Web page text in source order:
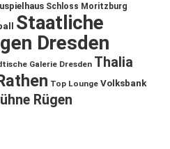
Schloss Moritzburg
Staatliche
Dresden
Galerie Dresden Thalia
Top Lounge Volksbank
Rügen